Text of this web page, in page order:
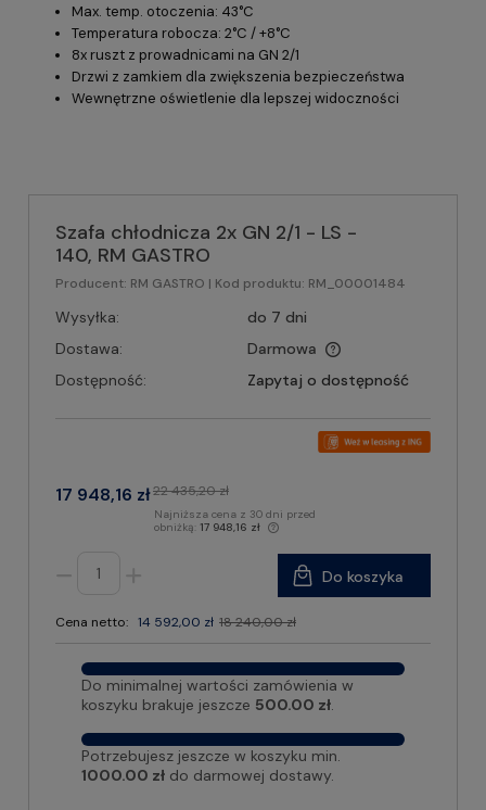
Max. temp. otoczenia: 43°C
Temperatura robocza: 2°C / +8°C
8x ruszt z prowadnicami na GN 2/1
Drzwi z zamkiem dla zwiększenia bezpieczeństwa
Wewnętrzne oświetlenie dla lepszej widoczności
Szafa chłodnicza 2x GN 2/1 - LS -
140, RM GASTRO
Producent: RM GASTRO | Kod produktu: RM_00001484
Wysyłka:
do 7 dni
Dostawa:
Darmowa
Dostępność:
Zapytaj o dostępność
17 948,16 zł22 435,20 zł
Najniższa cena z 30 dni przed
obniżką: 17 948,16 zł
Cena netto: 14 592,00 zł 18 240,00 zł
Do koszyka
Do minimalnej wartości zamówienia w
koszyku brakuje jeszcze 500.00 zł.
Potrzebujesz jeszcze w koszyku min.
1000.00 zł do darmowej dostawy.